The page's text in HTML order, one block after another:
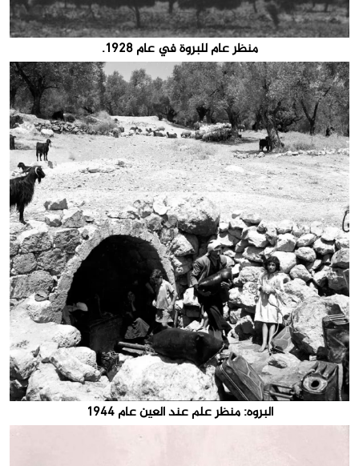
منظر عام للبروة في عام 1928.
البروه: منظر علم عند العين عام 1944